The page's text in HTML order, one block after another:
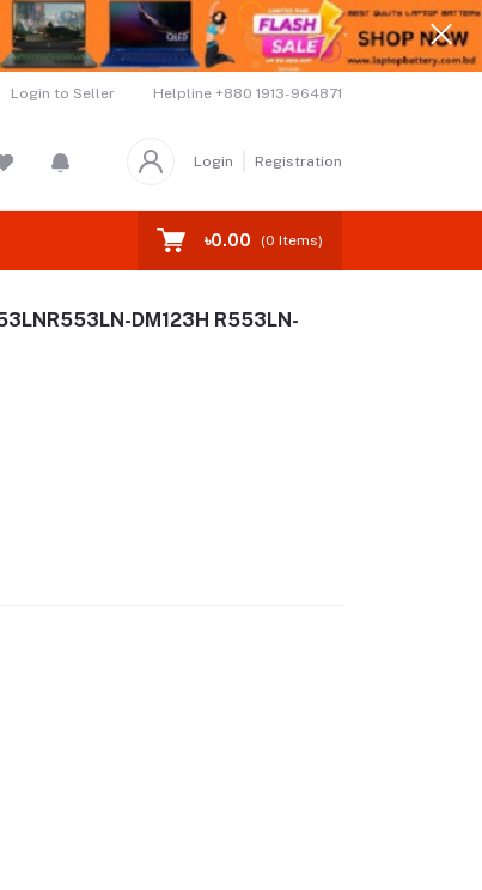
Login to Seller Helpline +880 1913-964871
Login Registration
৳0.00 (0 Items)
DM123H R553LN-